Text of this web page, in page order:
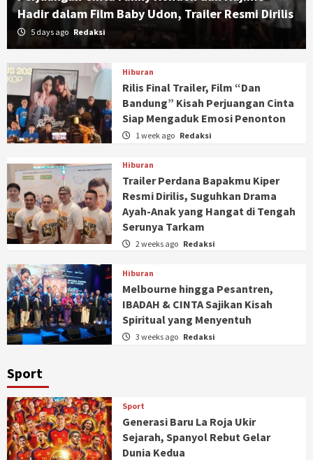
Hadir dalam Film Baby Udon, Trailer Resmi Dirilis
5 days ago Redaksi
Hiburan
Rilis Final Trailer, Film “Dan
Bandung” Kisah Perjuangan Cinta
Siap Mengaduk Emosi Penonton
1 week ago Redaksi
Hiburan
Trailer Perdana Bapakmu Kiper
Resmi Dirilis, Suguhkan Drama
Ayah-Anak yang Hangat di Tengah
Serunya Tarkam
2 weeks ago Redaksi
Hiburan
Melbourne hingga Pesantren,
IBADAH & CINTA Sajikan Kisah
Spiritual yang Menyentuh
3 weeks ago Redaksi
Sport
Sport
Generasi Baru La Roja Ukir
Sejarah, Spanyol Rebut Gelar
Dunia Kedua